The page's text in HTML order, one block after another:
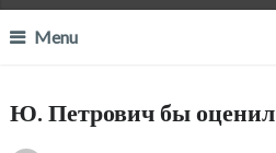
Menu
Ю. Петрович бы оценил